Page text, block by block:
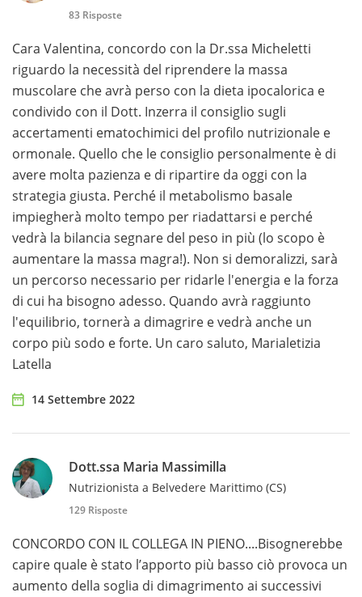
83 Risposte
Cara Valentina, concordo con la Dr.ssa Micheletti
riguardo la necessità del riprendere la massa
muscolare che avrà perso con la dieta ipocalorica e
condivido con il Dott. Inzerra il consiglio sugli
accertamenti ematochimici del profilo nutrizionale e
ormonale. Quello che le consiglio personalmente è di
avere molta pazienza e di ripartire da oggi con la
strategia giusta. Perché il metabolismo basale
impiegherà molto tempo per riadattarsi e perché
vedrà la bilancia segnare del peso in più (lo scopo è
aumentare la massa magra!). Non si demoralizzi, sarà
un percorso necessario per ridarle l'energia e la forza
di cui ha bisogno adesso. Quando avrà raggiunto
l'equilibrio, tornerà a dimagrire e vedrà anche un
corpo più sodo e forte. Un caro saluto, Marialetizia
Latella
14 Settembre 2022
Dott.ssa Maria Massimilla
Nutrizionista a Belvedere Marittimo (CS)
129 Risposte
CONCORDO CON IL COLLEGA IN PIENO....Bisognerebbe
capire quale è stato l’apporto più basso ciò provoca un
aumento della soglia di dimagrimento ai successivi